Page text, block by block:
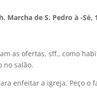
de S. Pedro à -Sé,
as ofertas, sff., como
no salão.
enfeitar a igreja. Peço o